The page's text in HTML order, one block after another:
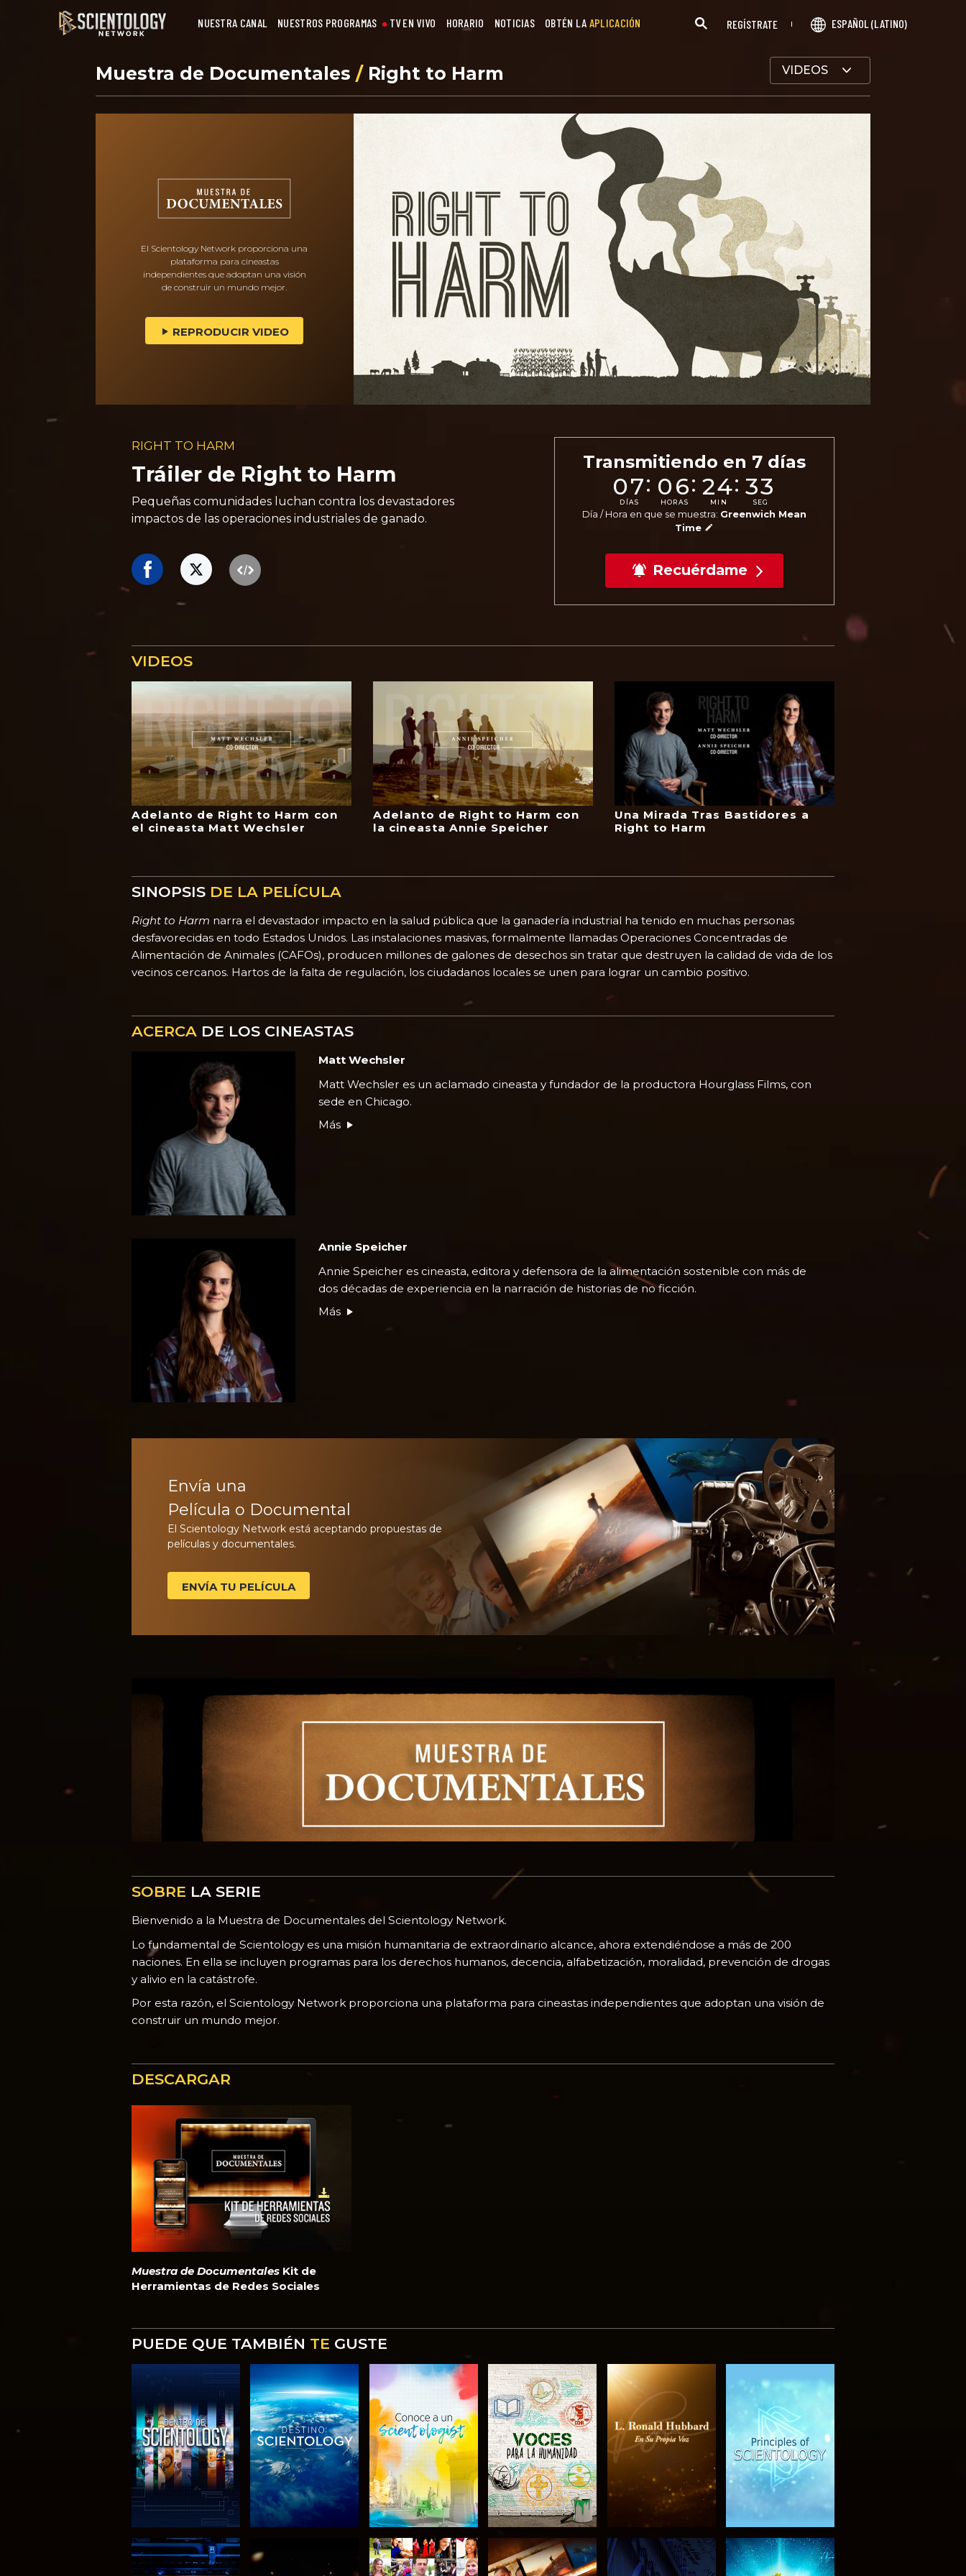
NUESTRA CANAL NUESTROS PROGRAMAS TV EN VIVO HORARIO NOTICIAS OBTÉN LA APLICACIÓN REGÍSTRATE ESPAÑOL (LATINO)
Muestra de Documentales / Right to Harm VIDEOS
El Scientology Network proporciona una
plataforma para cineastas
independientes que adoptan una visión
de construir un mundo mejor.
REPRODUCIR VIDEO
RIGHT TO HARM
Tráiler de Right to Harm
Pequeñas comunidades luchan contra los devastadores
impactos de las operaciones industriales de ganado.
Transmitiendo en 7días
07
DÍAS
:06
HORAS
:24
MIN
:31
SEG
Día / Hora en que se muestra: Greenwich Mean
Time
Recuérdame
VIDEOS
Adelanto de Right to Harm con
el cineasta Matt Wechsler
Adelanto de Right to Harm con
la cineasta Annie Speicher
Una Mirada Tras Bastidores a
Right to Harm
SINOPSIS DE LA PELÍCULA
Right to Harm narra el devastador impacto en la salud pública que la ganadería industrial ha tenido en muchas personas
desfavorecidas en todo Estados Unidos. Las instalaciones masivas, formalmente llamadas Operaciones Concentradas de
Alimentación de Animales (CAFOs), producen millones de galones de desechos sin tratar que destruyen la calidad de vida de los
vecinos cercanos. Hartos de la falta de regulación, los ciudadanos locales se unen para lograr un cambio positivo.
ACERCA DE LOS CINEASTAS
Matt Wechsler
Matt Wechsler es un aclamado cineasta y fundador de la productora Hourglass Films, con
sede en Chicago.
Más
Annie Speicher
Annie Speicher es cineasta, editora y defensora de la alimentación sostenible con más de
dos décadas de experiencia en la narración de historias de no ficción.
Más
Envía una
Película o Documental
El Scientology Network está aceptando propuestas de
películas y documentales.
ENVÍA TU PELÍCULA
SOBRE LA SERIE
Bienvenido a la Muestra de Documentales del Scientology Network.
Lo fundamental de Scientology es una misión humanitaria de extraordinario alcance, ahora extendiéndose a más de 200
naciones. En ella se incluyen programas para los derechos humanos, decencia, alfabetización, moralidad, prevención de drogas
y alivio en la catástrofe.
Por esta razón, el Scientology Network proporciona una plataforma para cineastas independientes que adoptan una visión de
construir un mundo mejor.
DESCARGAR
Muestra de Documentales Kit de
Herramientas de Redes Sociales
PUEDE QUE TAMBIÉN TE GUSTE